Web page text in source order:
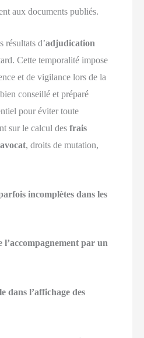
aux documents publiés.
résultats d’adjudication
Cette temporalité impose
et de vigilance lors de la
conseillé et préparé
pour éviter toute
sur le calcul desfrais
avocat, droits de mutation,
incomplètes dans les
l’accompagnement par un
dans l’affichage des